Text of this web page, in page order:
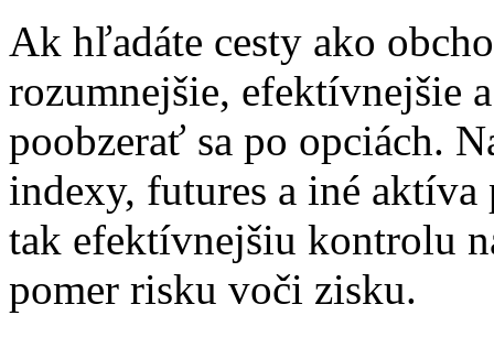
Ak hľadáte cesty ako
rozumnejšie, efektívnejšie
poobzerať sa po opciách.
indexy, futures a iné
tak efektívnejšiu kontrolu
pomer risku voči zisku.